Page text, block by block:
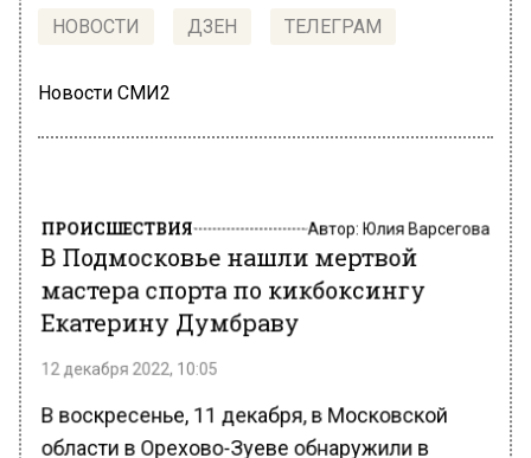
НОВОСТИ ДЗЕН ТЕЛЕГРАМ
Новости СМИ2
ПРОИСШЕСТВИЯ
В Подмосковье нашли мертвой
мастера спорта по кикбоксингу
Екатерину Думбраву
12 декабря 2022, 10:05
В воскресенье, 11 декабря, в Московской
области в Орехово-Зуеве обнаружили в